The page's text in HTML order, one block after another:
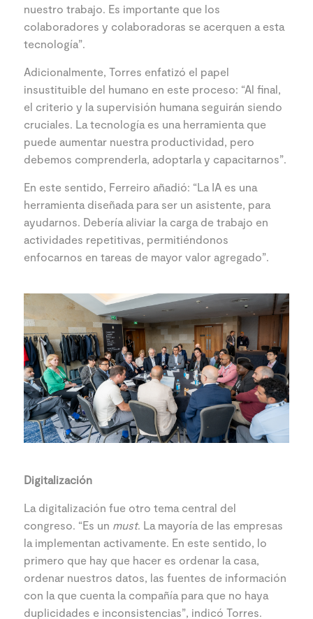
nuestro trabajo. Es importante que los
colaboradores y colaboradoras se acerquen a esta
tecnología”.
Adicionalmente, Torres enfatizó el papel
insustituible del humano en este proceso: “Al final,
el criterio y la supervisión humana seguirán siendo
cruciales. La tecnología es una herramienta que
puede aumentar nuestra productividad, pero
debemos comprenderla, adoptarla y capacitarnos”.
En este sentido, Ferreiro añadió: “La IA es una
herramienta diseñada para ser un asistente, para
ayudarnos. Debería aliviar la carga de trabajo en
actividades repetitivas, permitiéndonos
enfocarnos en tareas de mayor valor agregado”.
Digitalización
La digitalización fue otro tema central del
congreso. “Es un must. La mayoría de las empresas
la implementan activamente. En este sentido, lo
primero que hay que hacer es ordenar la casa,
ordenar nuestros datos, las fuentes de información
con la que cuenta la compañía para que no haya
duplicidades e inconsistencias”, indicó Torres.